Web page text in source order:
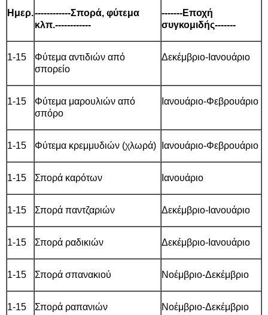
Ημερ.------------Σπορά, φύτεμα
κλπ.------------
-------Εποχή
συγκομιδής-------
1-15
Φύτεμα αντιδιών από
σπορείο
Δεκέμβριο-Ιανουάριο
1-15
Φύτεμα μαρουλιών από
σπόρο
Ιανουάριο-Φεβρουάριο
1-15 Φύτεμα κρεμμυδιών (χλωρά) Ιανουάριο-Φεβρουάριο
1-15 Σπορά καρότων Ιανουάριο
1-15 Σπορά παντζαριών Δεκέμβριο-Ιανουάριο
1-15 Σπορά ραδικιών Δεκέμβριο-Ιανουάριο
1-15 Σπορά σπανακιού Νοέμβριο-Δεκέμβριο
1-15 Σπορά ραπανιών Νοέμβριο-Δεκέμβριο